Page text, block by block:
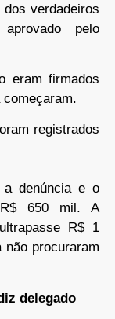
verdadeiros
pelo
eram firmados
registrados
a denúncia e o
650 mil. A
R$ 1
não procuraram
delegado